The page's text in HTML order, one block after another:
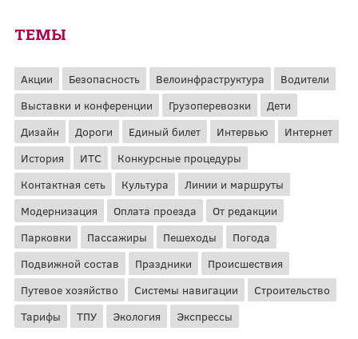
ТЕМЫ
Акции Безопасность Велоинфраструктура
Водители
Выставки и конференции
Грузоперевозки
Дети
Дизайн
Дороги Единый билет Интервью
Интернет
История
ИТС
Конкурсные процедуры
Контактная сеть
Культура
Линии и маршруты
Модернизация
Оплата проезда
От редакции
Парковки
Пассажиры Пешеходы
Погода
Подвижной состав
Праздники
Происшествия
Путевое хозяйство
Системы навигации
Строительство
Тарифы
ТПУ Экология Экспрессы